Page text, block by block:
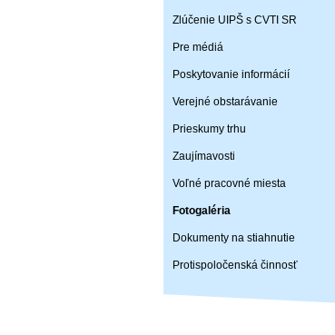
Zlúčenie UIPŠ s CVTI SR
Pre médiá
Poskytovanie informácií
Verejné obstarávanie
Prieskumy trhu
Zaujímavosti
Voľné pracovné miesta
Fotogaléria
Dokumenty na stiahnutie
Protispoločenská činnosť